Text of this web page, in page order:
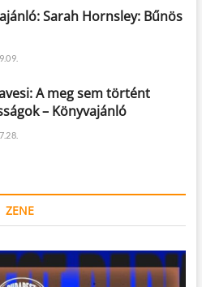
Sarah Hornsley: Bűnös
A meg sem történt
– Könyvajánló
ZENE